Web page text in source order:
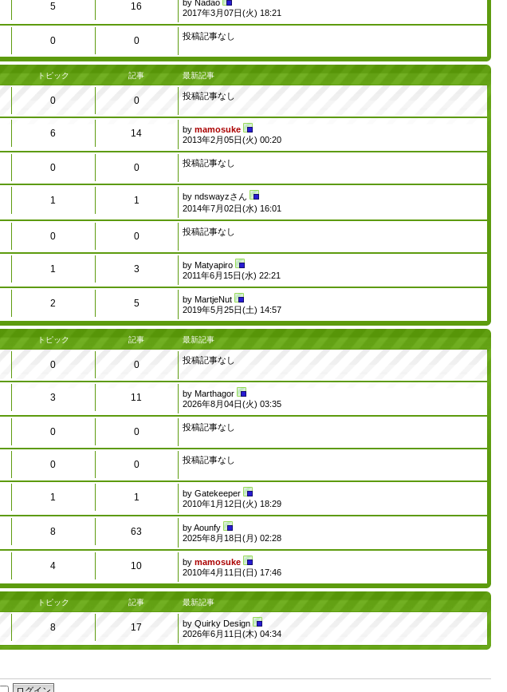
5 16 byNadao
2017年3月07日(火) 18:21
0 0 投稿記事なし
トピック 記事 最新記事
0 0 投稿記事なし
6 14 bymamosuke
2013年2月05日(火) 00:20
0 0 投稿記事なし
1 1 byndswayzさん
2014年7月02日(水) 16:01
0 0 投稿記事なし
1 3 byMatyapiro
2011年6月15日(水) 22:21
2 5 byMartjeNut
2019年5月25日(土) 14:57
トピック 記事 最新記事
0 0 投稿記事なし
3 11 byMarthagor
2026年8月04日(火) 03:35
0 0 投稿記事なし
0 0 投稿記事なし
1 1 byGatekeeper
2010年1月12日(火) 18:29
8 63 byAounfy
2025年8月18日(月) 02:28
4 10 bymamosuke
2010年4月11日(日) 17:46
トピック 記事 最新記事
8 17 byQuirky Design
2026年6月11日(木) 04:34